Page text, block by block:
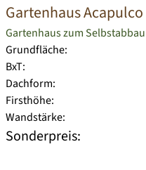
Gartenhaus Acapulco
Gartenhaus zum Selbstabbau
Grundfläche:
BxT:
Dachform:
Firsthöhe:
Wandstärke:
Sonderpreis: